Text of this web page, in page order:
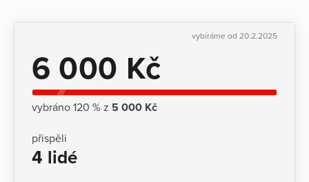
vybíráme od 20.2.2025
6 000 Kč
vybráno 120 % z 5 000 Kč
přispěli
4 lidé